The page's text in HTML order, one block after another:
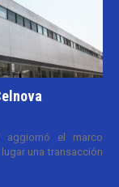
aggiornó el marco
una transacción